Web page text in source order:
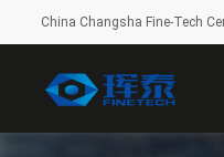
China Changsha Fine-Tech